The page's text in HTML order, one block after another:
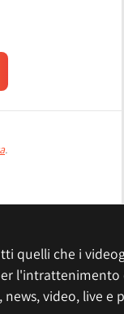
.
quelli che i
l'intrattenimento
video, live e